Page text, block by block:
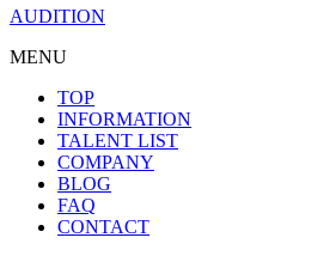
AUDITION
MENU
TOP
INFORMATION
TALENT LIST
COMPANY
BLOG
FAQ
CONTACT